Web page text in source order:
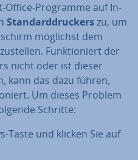
Office-Programme auf In­
Stan­dard­dru­ckerszu, um
möglichst dem
Funk­tio­niert der
nicht oder ist dieser
kann das dazu führen,
Um dieses Problem
Schritte:
Taste und klicken Sie auf